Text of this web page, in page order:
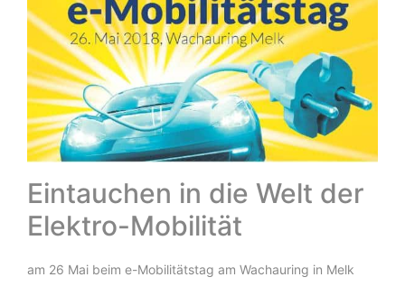
Eintauchen in die Welt der
Elektro-Mobilität
am 26 Mai beim e-Mobilitätstag am Wachauring in Melk